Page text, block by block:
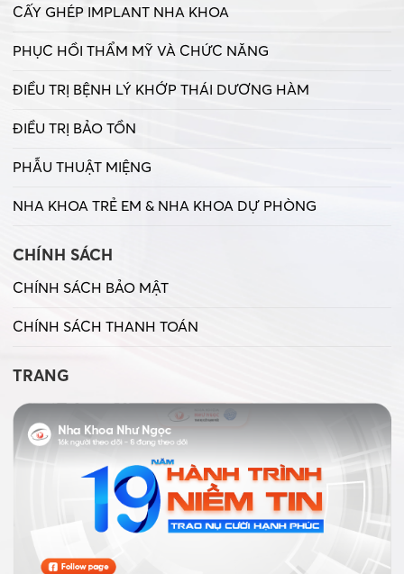
CẤY GHÉP IMPLANT NHA KHOA
PHỤC HỒI THẨM MỸ VÀ CHỨC NĂNG
ĐIỀU TRỊ BỆNH LÝ KHỚP THÁI DƯƠNG HÀM
ĐIỀU TRỊ BẢO TỒN
PHẪU THUẬT MIỆNG
NHA KHOA TRẺ EM & NHA KHOA DỰ PHÒNG
CHÍNH SÁCH
CHÍNH SÁCH BẢO MẬT
CHÍNH SÁCH THANH TOÁN
TRANG